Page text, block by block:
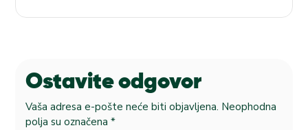
Ostavite odgovor
Vaša adresa e-pošte neće biti objavljena. Neophodna
polja su označena *